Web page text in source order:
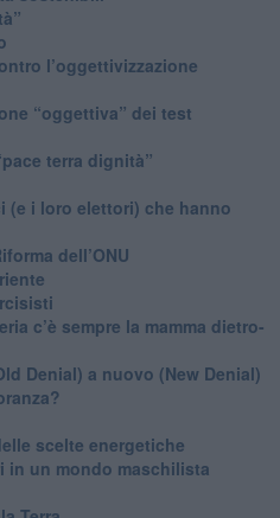
l’oggettivizzazione
“oggettiva” dei test
terra dignità”
i loro elettori) che hanno
dell’ONU
c’è sempre la mamma dietro-
Denial) a nuovo (New Denial)
scelte energetiche
in un mondo maschilista